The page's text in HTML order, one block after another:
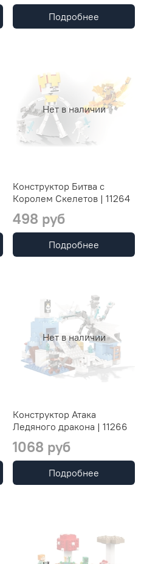
Подробнее
Нет в наличии
Конструктор Битва с
Королем Скелетов | 11264
498 руб
Подробнее
Нет в наличии
Конструктор Атака
Ледяного дракона | 11266
1068 руб
Подробнее